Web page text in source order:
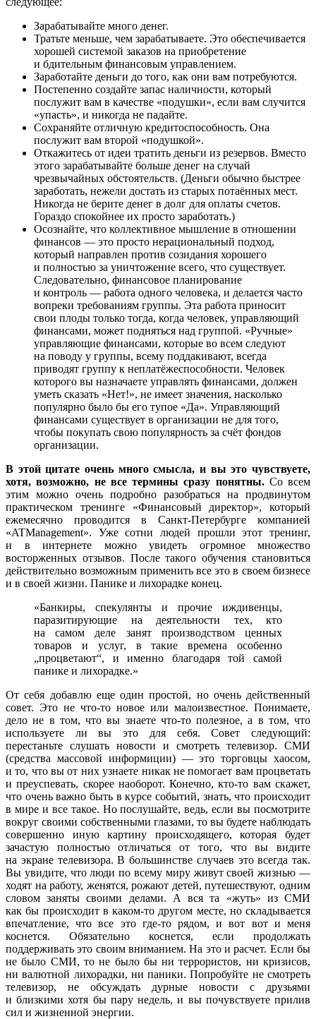
Зарабатывайте много денег.
Тратьте меньше, чем зарабатываете. Это обеспечивается
хорошей системой заказов на приобретение
и бдительным финансовым управлением.
Заработайте деньги до того, как они вам потребуются.
Постепенно создайте запас наличности, который
послужит вам в качестве «подушки», если вам случится
«упасть», и никогда не падайте.
Сохраняйте отличную кредитоспособность. Она
послужит вам второй «подушкой».
Откажитесь от идеи тратить деньги из резервов. Вместо
этого зарабатывайте больше денег на случай
чрезвычайных обстоятельств. (Деньги обычно быстрее
заработать, нежели достать из старых потаённых мест.
Никогда не берите денег в долг для оплаты счетов.
Гораздо спокойнее их просто заработать.)
Осознайте, что коллективное мышление в отношении
финансов — это просто нерациональный подход,
который направлен против созидания хорошего
и полностью за уничтожение всего, что существует.
Следовательно, финансовое планирование
и контроль — работа одного человека, и делается часто
вопреки требованиям группы. Эта работа приносит
свои плоды только тогда, когда человек, управляющий
финансами, может подняться над группой. «Ручные»
управляющие финансами, которые во всем следуют
на поводу у группы, всему поддакивают, всегда
приводят группу к неплатёжеспособности. Человек
которого вы назначаете управлять финансами, должен
уметь сказать «Нет!», не имеет значения, насколько
популярно было бы его тупое «Да». Управляющий
финансами существует в организации не для того,
чтобы покупать свою популярность за счёт фондов
организации.
В этой цитате очень много смысла, и вы это чувствуете,
хотя, возможно, не все термины сразу понятны. Со всем
этим можно очень подробно разобраться на продвинутом
практическом тренинге «Финансовый директор», который
ежемесячно проводится в Санкт-Петербурге компанией
«ATManagement». Уже сотни людей прошли этот тренинг,
и в интернете можно увидеть огромное множество
восторженных отзывов. После такого обучения становиться
действительно возможным применить все это в своем бизнесе
и в своей жизни. Панике и лихорадке конец.
«Банкиры, спекулянты и прочие иждивенцы,
паразитирующие на деятельности тех, кто
на самом деле занят производством ценных
товаров и услуг, в такие времена особенно
„процветают“, и именно благодаря той самой
панике и лихорадке.»
От себя добавлю еще один простой, но очень действенный
совет. Это не что-то новое или малоизвестное. Понимаете,
дело не в том, что вы знаете что-то полезное, а в том, что
используете ли вы это для себя. Совет следующий:
перестаньте слушать новости и смотреть телевизор. СМИ
(средства массовой информиции) — это торговцы хаосом,
и то, что вы от них узнаете никак не помогает вам процветать
и преуспевать, скорее наоборот. Конечно, кто-то вам скажет,
что очень важно быть в курсе событий, знать, что происходит
в мире и все такое. Но послушайте, ведь, если вы посмотрите
вокруг своими собственными глазами, то вы будете наблюдать
совершенно иную картину происходящего, которая будет
зачастую полностью отличаться от того, что вы видите
на экране телевизора. В большинстве случаев это всегда так.
Вы увидите, что люди по всему миру живут своей жизнью —
ходят на работу, женятся, рожают детей, путешествуют, одним
словом заняты своими делами. А вся та «жуть» из СМИ
как бы происходит в каком-то другом месте, но складывается
впечатление, что все это где-то рядом, и вот вот и меня
коснется. Обязательно коснется, если продолжать
поддерживать это своим вниманием. На это и расчет. Если бы
не было СМИ, то не было бы ни террористов, ни кризисов,
ни валютной лихорадки, ни паники. Попробуйте не смотреть
телевизор, не обсуждать дурные новости с друзьями
и близкими хотя бы пару недель, и вы почувствуете прилив
сил и жизненной энергии.